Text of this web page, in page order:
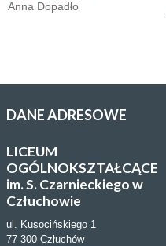
Anna Dopadło
DANEADRESOWE
LICEUM
OGÓLNOKSZTAŁCĄCE
im. S. Czarnieckiego w
Człuchowie
ul. Kusocińskiego 1
77-300 Człuchów